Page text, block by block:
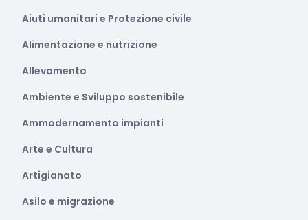
Aiuti umanitari e Protezione civile
Alimentazione e nutrizione
Allevamento
Ambiente e Sviluppo sostenibile
Ammodernamento impianti
Arte e Cultura
Artigianato
Asilo e migrazione